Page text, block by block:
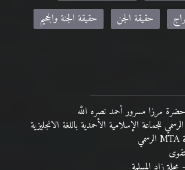
حقيقة الجن
حقيقة الجنة والجحيم